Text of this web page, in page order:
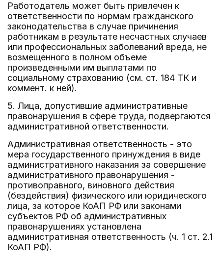
Работодатель может быть привлечен к
ответственности по нормам гражданского
законодательства в случае причинения
работникам в результате несчастных случаев
или профессиональных заболеваний вреда, не
возмещенного в полном объеме
произведенными им выплатами по
социальному страхованию (см. ст. 184 ТК и
коммент. к ней).
5. Лица, допустившие административные
правонарушения в сфере труда, подвергаются
административной ответственности.
Административная ответственность - это
мера государственного принуждения в виде
административного наказания за совершение
административного правонарушения -
противоправного, виновного действия
(бездействия) физического или юридического
лица, за которое КоАП РФ или законами
субъектов РФ об административных
правонарушениях установлена
административная ответственность (ч. 1 ст. 2.1
КоАП РФ).